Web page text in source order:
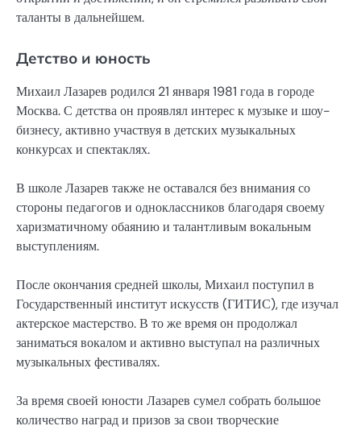
таланты в дальнейшем.
Детство и юность
Михаил Лазарев родился 21 января 1981 года в городе
Москва. С детства он проявлял интерес к музыке и шоу-
бизнесу, активно участвуя в детских музыкальных
конкурсах и спектаклях.
В школе Лазарев также не оставался без внимания со
стороны педагогов и одноклассников благодаря своему
харизматичному обаянию и талантливым вокальным
выступлениям.
После окончания средней школы, Михаил поступил в
Государственный институт искусств (ГИТИС), где изучал
актерское мастерство. В то же время он продолжал
заниматься вокалом и активно выступал на различных
музыкальных фестивалях.
За время своей юности Лазарев сумел собрать большое
количество наград и призов за свои творческие